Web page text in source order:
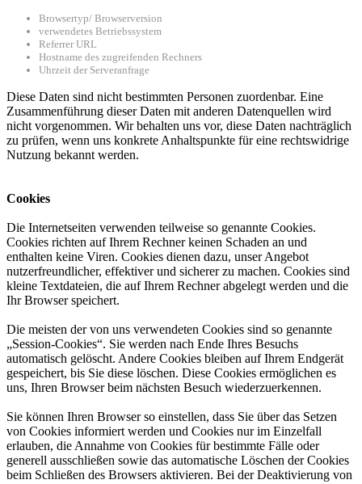
Browsertyp/ Browserversion
verwendetes Betriebssystem
Referrer URL
Hostname des zugreifenden Rechners
Uhrzeit der Serveranfrage
Diese Daten sind nicht bestimmten Personen zuordenbar. Eine
Zusammenführung dieser Daten mit anderen Datenquellen wird
nicht vorgenommen. Wir behalten uns vor, diese Daten nachträglich
zu prüfen, wenn uns konkrete Anhaltspunkte für eine rechtswidrige
Nutzung bekannt werden.
Cookies
Die Internetseiten verwenden teilweise so genannte Cookies.
Cookies richten auf Ihrem Rechner keinen Schaden an und
enthalten keine Viren. Cookies dienen dazu, unser Angebot
nutzerfreundlicher, effektiver und sicherer zu machen. Cookies sind
kleine Textdateien, die auf Ihrem Rechner abgelegt werden und die
Ihr Browser speichert.
Die meisten der von uns verwendeten Cookies sind so genannte
„Session-Cookies“. Sie werden nach Ende Ihres Besuchs
automatisch gelöscht. Andere Cookies bleiben auf Ihrem Endgerät
gespeichert, bis Sie diese löschen. Diese Cookies ermöglichen es
uns, Ihren Browser beim nächsten Besuch wiederzuerkennen.
Sie können Ihren Browser so einstellen, dass Sie über das Setzen
von Cookies informiert werden und Cookies nur im Einzelfall
erlauben, die Annahme von Cookies für bestimmte Fälle oder
generell ausschließen sowie das automatische Löschen der Cookies
beim Schließen des Browsers aktivieren. Bei der Deaktivierung von